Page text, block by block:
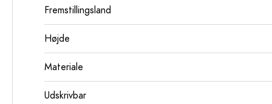
Fremstillingsland
Højde
Materiale
Udskrivbar